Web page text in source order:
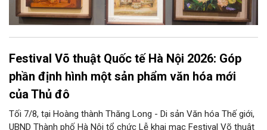
Festival Võ thuật Quốc tế Hà Nội 2026: Góp
phần định hình một sản phẩm văn hóa mới
của Thủ đô
Tối 7/8, tại Hoàng thành Thăng Long - Di sản Văn hóa Thế giới,
UBND Thành phố Hà Nội tổ chức Lễ khai mạc Festival Võ thuật